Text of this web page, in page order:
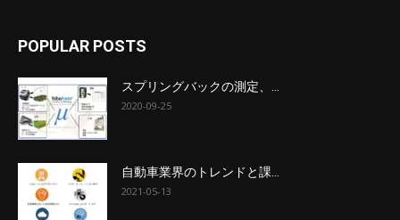
POPULAR POSTS
スプリングバックの測定、...
2020-09-25
自動車業界のトレンドと課...
2021-05-13